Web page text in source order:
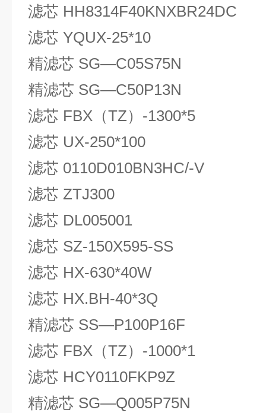
滤芯 HH8314F40KNXBR24DC
滤芯 YQUX-25*10
精滤芯 SG—C05S75N
精滤芯 SG—C50P13N
滤芯 FBX（TZ）-1300*5
滤芯 UX-250*100
滤芯 0110D010BN3HC/-V
滤芯 ZTJ300
滤芯 DL005001
滤芯 SZ-150X595-SS
滤芯 HX-630*40W
滤芯 HX.BH-40*3Q
精滤芯 SS—P100P16F
滤芯 FBX（TZ）-1000*1
滤芯 HCY0110FKP9Z
精滤芯 SG—Q005P75N